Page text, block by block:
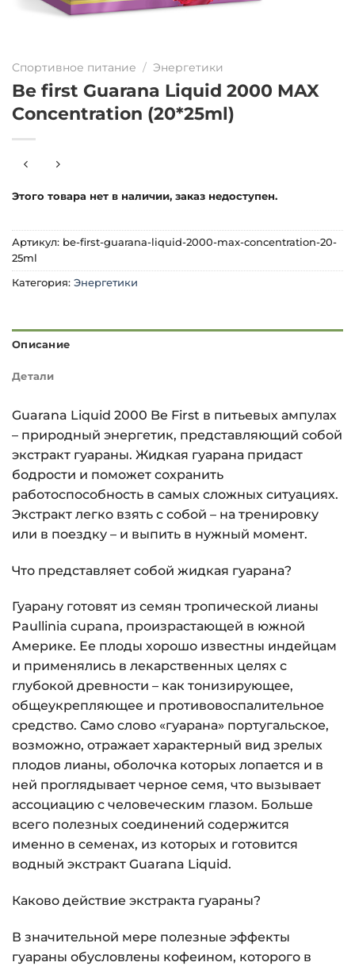
Спортивное питание / Энергетики
Be first Guarana Liquid 2000 MAX
Concentration (20*25ml)
Этого товара нет в наличии, заказ недоступен.
Артикул: be-first-guarana-liquid-2000-max-concentration-20-
25ml
Категория: Энергетики
Описание
Детали
Guarana Liquid 2000 Be First в питьевых ампулах
– природный энергетик, представляющий собой
экстракт гуараны. Жидкая гуарана придаст
бодрости и поможет сохранить
работоспособность в самых сложных ситуациях.
Экстракт легко взять с собой – на тренировку
или в поездку – и выпить в нужный момент.
Что представляет собой жидкая гуарана?
Гуарану готовят из семян тропической лианы
Paullinia cupana, произрастающей в южной
Америке. Ее плоды хорошо известны индейцам
и применялись в лекарственных целях с
глубокой древности – как тонизирующее,
общеукрепляющее и противовоспалительное
средство. Само слово «гуарана» португальское,
возможно, отражает характерный вид зрелых
плодов лианы, оболочка которых лопается и в
ней проглядывает черное семя, что вызывает
ассоциацию с человеческим глазом. Больше
всего полезных соединений содержится
именно в семенах, из которых и готовится
водный экстракт Guarana Liquid.
Каково действие экстракта гуараны?
В значительной мере полезные эффекты
гуараны обусловлены кофеином, которого в